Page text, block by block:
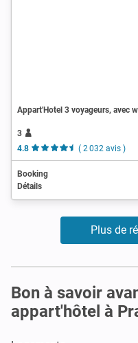
Appart'Hotel 3 voyageurs, avec
3
4.8
( 2 032 avis )
Booking
Détails
Plus de
Bon à savoir
appart'hôtel à